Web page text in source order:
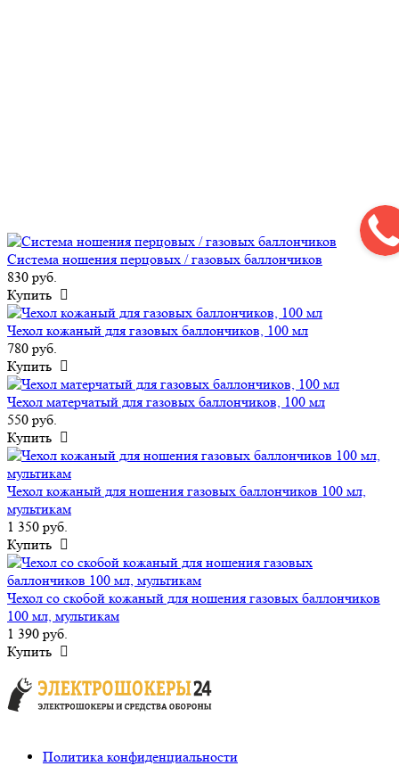
Система ношения перцовых / газовых баллончиков
830 руб.
Купить
Чехол кожаный для газовых баллончиков, 100 мл
780 руб.
Купить
Чехол матерчатый для газовых баллончиков, 100 мл
550 руб.
Купить
Чехол кожаный для ношения газовых баллончиков 100 мл,
мультикам
1 350 руб.
Купить
Чехол со скобой кожаный для ношения газовых баллончиков
100 мл, мультикам
1 390 руб.
Купить
Политика конфиденциальности